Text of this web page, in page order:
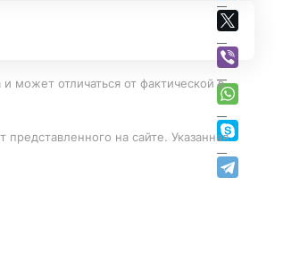
может отличаться от фактической в
на сайте. Указанная